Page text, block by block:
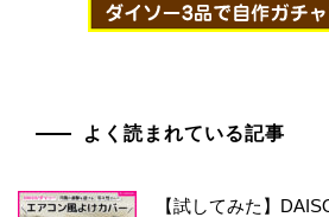
よく読まれている記事
【試してみた】